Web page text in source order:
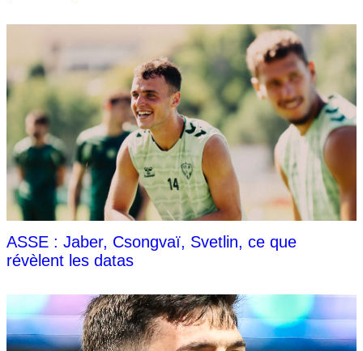
ASSE : Jaber, Csongvaï, Svetlin, ce que
révèlent les datas